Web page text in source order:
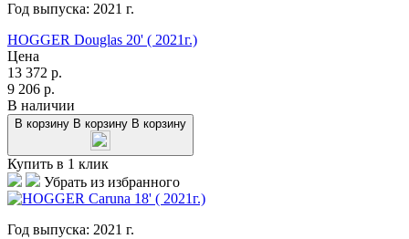
Год выпуска: 2021 г.
HOGGER Douglas 20' ( 2021г.)
Цена
13 372 р.
9 206 р.
В наличии
В корзину В корзину В корзину
Купить в 1 клик
Убрать из избранного
Год выпуска: 2021 г.